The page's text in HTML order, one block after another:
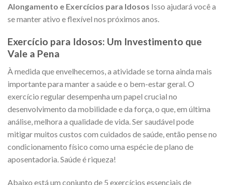
Alongamento e Exercícios para Idosos Isso ajudará você a
se manter ativo e flexível nos próximos anos.
Exercício para Idosos: Um Investimento que
Vale a Pena
À medida que envelhecemos, a atividade se torna ainda mais
importante para manter a saúde e o bem-estar geral. O
exercício regular desempenha um papel crucial no
desenvolvimento da mobilidade e da força, o que, em última
análise, melhora a qualidade de vida. Ser saudável pode
mitigar muitos custos com cuidados de saúde, então pense no
condicionamento físico como uma espécie de plano de
aposentadoria. Saúde é riqueza!
Abaixo está um conjunto de 5 exercícios essenciais de